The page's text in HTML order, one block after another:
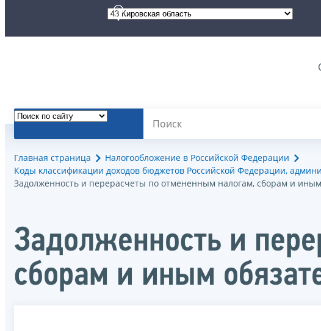
Главная страница
Налогообложение в Российской Федерации
Коды классификации доходов бюджетов Российской Федерации,
Задолженность и перерасчеты по отмененным налогам, сборам и
Задолженность и
сборам и иным